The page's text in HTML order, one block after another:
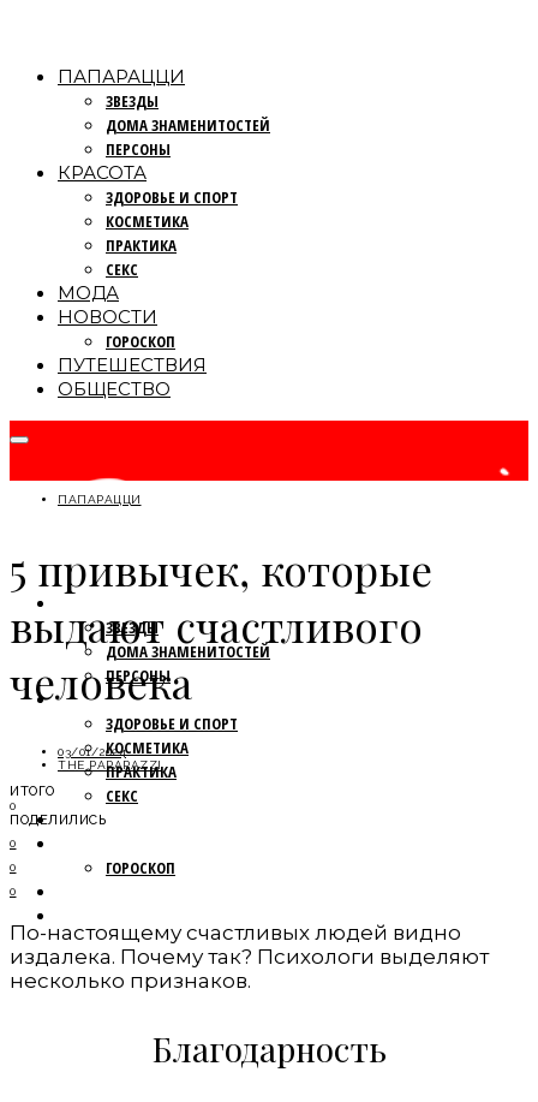
ПАПАРАЦЦИ
ЗВЕЗДЫ
ДОМА ЗНАМЕНИТОСТЕЙ
ПЕРСОНЫ
КРАСОТА
ЗДОРОВЬЕ И СПОРТ
КОСМЕТИКА
ПРАКТИКА
СЕКС
МОДА
НОВОСТИ
ГОРОСКОП
ПУТЕШЕСТВИЯ
ОБЩЕСТВО
ЗВЕЗДЫ
ДОМА ЗНАМЕНИТОСТЕЙ
ПЕРСОНЫ
КРАСОТА
ЗДОРОВЬЕ И СПОРТ
КОСМЕТИКА
ПРАКТИКА
СЕКС
МОДА
ГОРОСКОП
ПАПАРАЦЦИ
5 привычек, которые
выдают счастливого
человека
03/01/2024
THE PAPARAZZI
ИТОГО
0
ПОДЕЛИЛИСЬ
0
0
0
По-настоящему счастливых людей видно
издалека. Почему так? Психологи выделяют
несколько признаков.
Благодарность